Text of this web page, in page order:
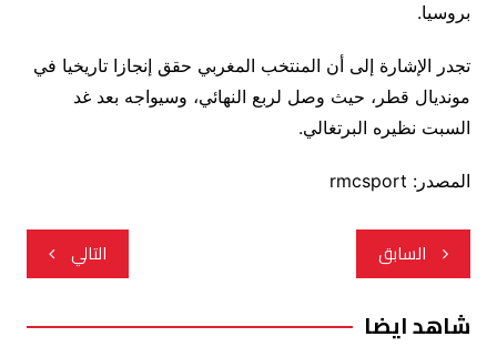
بروسيا.
تجدر الإشارة إلى أن المنتخب المغربي حقق إنجازا تاريخيا في
مونديال قطر، حيث وصل لربع النهائي، وسيواجه بعد غد
السبت نظيره البرتغالي.
المصدر: rmcsport
تصفّح
المقالات
السابق التالي
شاهد ايضا